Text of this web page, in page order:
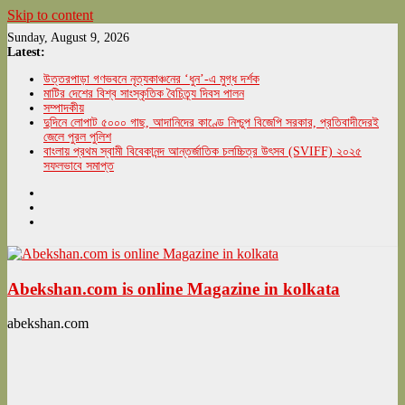
Skip to content
Sunday, August 9, 2026
Latest:
উত্তরপাড়া গণভবনে নৃত্যকাঞ্চনের ‘ধুন’-এ মুগ্ধ দর্শক
মাটির দেশের বিশ্ব সাংস্কৃতিক বৈচিত্র্য দিবস পালন
সম্পাদকীয়
দুদিনে লোপাট ৫০০০ গাছ, আদানিদের কাণ্ডে নিশ্চুপ বিজেপি সরকার, প্রতিবাদীদেরই
জেলে পুরল পুলিশ
বাংলায় প্রথম স্বামী বিবেকানন্দ আন্তর্জাতিক চলচ্চিত্র উৎসব (SVIFF) ২০২৫
সফলভাবে সমাপ্ত
Abekshan.com is online Magazine in kolkata
abekshan.com